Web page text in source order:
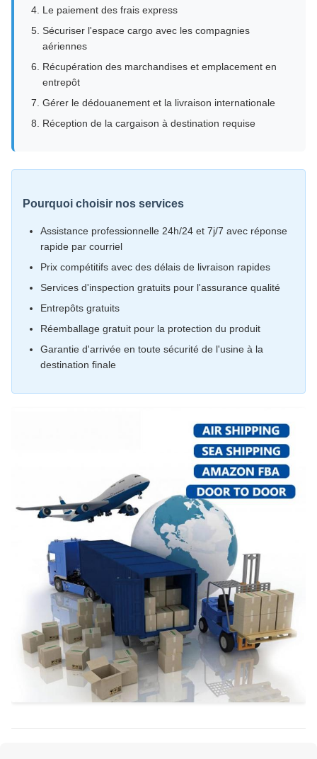
Le paiement des frais express
Sécuriser l'espace cargo avec les compagnies
aériennes
Récupération des marchandises et emplacement en
entrepôt
Gérer le dédouanement et la livraison internationale
Réception de la cargaison à destination requise
Pourquoi choisir nos services
Assistance professionnelle 24h/24 et 7j/7 avec réponse
rapide par courriel
Prix compétitifs avec des délais de livraison rapides
Services d'inspection gratuits pour l'assurance qualité
Entrepôts gratuits
Réemballage gratuit pour la protection du produit
Garantie d'arrivée en toute sécurité de l'usine à la
destination finale